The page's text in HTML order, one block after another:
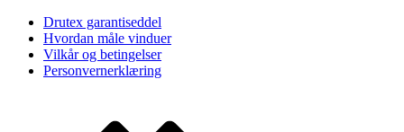
Drutex garantiseddel
Hvordan måle vinduer
Vilkår og betingelser
Personvernerklæring
Inspirasjon
Partnere
Frekhaug Vinduet
Diplomat